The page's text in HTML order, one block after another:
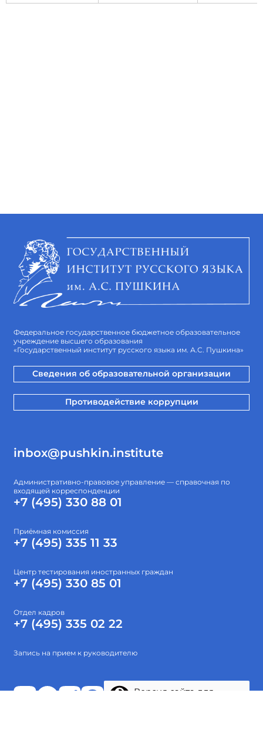
Федеральное государственное бюджетное образовательное
учреждение высшего образования
«Государственный институт русского языка им. А.С. Пушкина»
Сведения об образовательной организации
Противодействие коррупции
inbox@pushkin.institute
Административно-правовое управление — справочная по
входящей корреспонденции
+7 (495) 330 88 01
Приёмная комиссия
+7 (495) 335 11 33
Центр тестирования иностранных граждан
+7 (495) 330 85 01
Отдел кадров
+7 (495) 335 02 22
Запись на прием к руководителю
Версия сайта для